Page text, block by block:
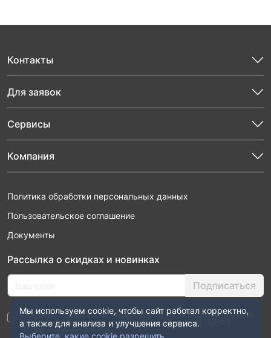
Контакты
Для заявок
Сервисы
Компания
Политика обработки персональных данных
Пользовательское соглашение
Документы
Рассылка о скидках и новинках
Подписаться
Нажимая “Подписаться”, я даю свое согласие на обработку моих
персональных данных в соответствии с законом №152-ФЗ
“О персональных данных”
Мы используем cookie, чтобы сайт работал корректно,
а также для анализа и улучшения сервиса.
Выберите, какие cookie разрешить